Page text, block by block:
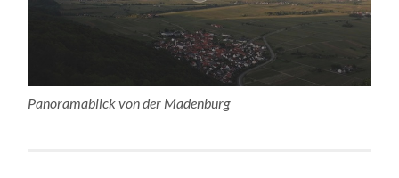
Panoramablick von der Madenburg